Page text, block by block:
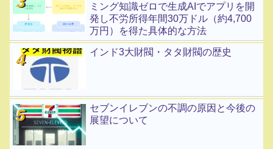
ミング知識ゼロで生成AIでアプリを開
発し不労所得年間30万ドル（約4,700
万円）を得た具体的な方法
インド3大財閥・タタ財閥の歴史
セブンイレブンの不調の原因と今後の
展望について